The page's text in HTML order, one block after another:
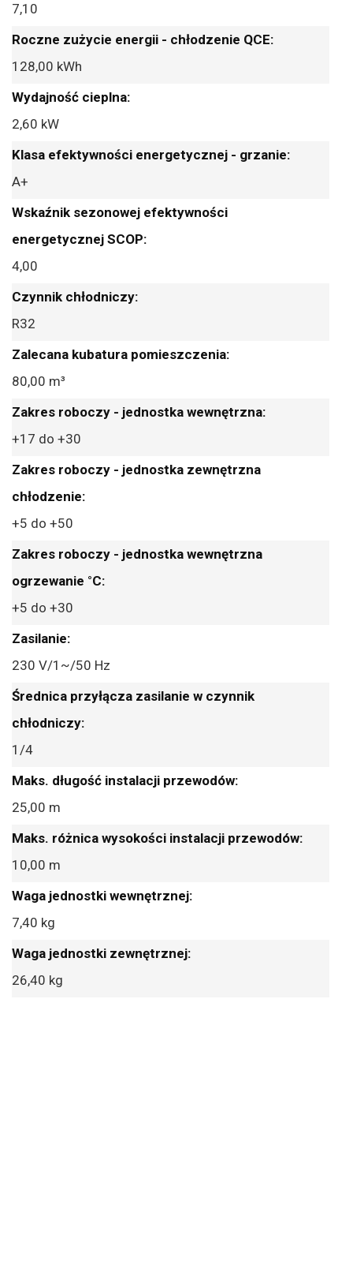
7,10
128,00 kWh
2,60 kW
A+
4,00
R32
80,00 m³
+17 do +30
+5 do +50
+5 do +30
230 V/1~/50 Hz
1/4
25,00 m
10,00 m
7,40 kg
26,40 kg